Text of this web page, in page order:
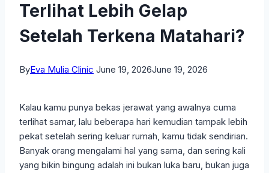
Terlihat Lebih Gelap
Setelah Terkena Matahari?
ByEva Mulia Clinic June 19, 2026June 19, 2026
Kalau kamu punya bekas jerawat yang awalnya cuma
terlihat samar, lalu beberapa hari kemudian tampak lebih
pekat setelah sering keluar rumah, kamu tidak sendirian.
Banyak orang mengalami hal yang sama, dan sering kali
yang bikin bingung adalah ini bukan luka baru, bukan juga